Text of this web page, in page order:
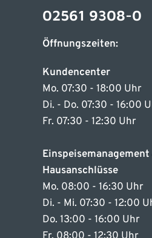
02561 9308-0
Öffnungszeiten:
Kundencenter
Mo. 07:30 - 18:00 Uhr
Di. - Do. 07:30 - 16:00
Fr. 07:30 - 12:30 Uhr
Einspeisemanagement
Hausanschlüsse
Mo. 08:00 - 16:30 Uhr
Di. - Mi. 07:30 - 12:00
Do. 13:00 - 16:00 Uhr